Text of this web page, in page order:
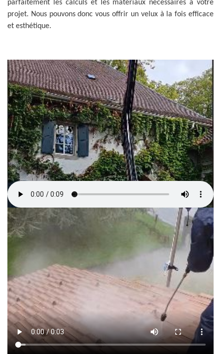
parfaitement les calculs et les matériaux nécessaires à votre
projet. Nous pouvons donc vous offrir un velux à la fois efficace
et esthétique.